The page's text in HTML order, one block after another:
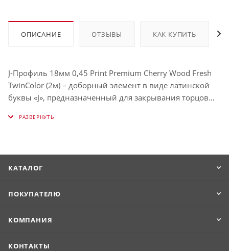
ОПИСАНИЕ ОТЗЫВЫ КАК КУПИТЬ
J-Профиль 18мм 0,45 Print Premium Cherry Wood Fresh
TwinColor (2м) – доборный элемент в виде латинской
буквы «J», предназначенный для закрывания торцов
универсален, чтобы при необходимости заменить
замены финишного элемента, если таковой
КАТАЛОГ
ПОКУПАТЕЛЮ
КОМПАНИЯ
КОНТАКТЫ